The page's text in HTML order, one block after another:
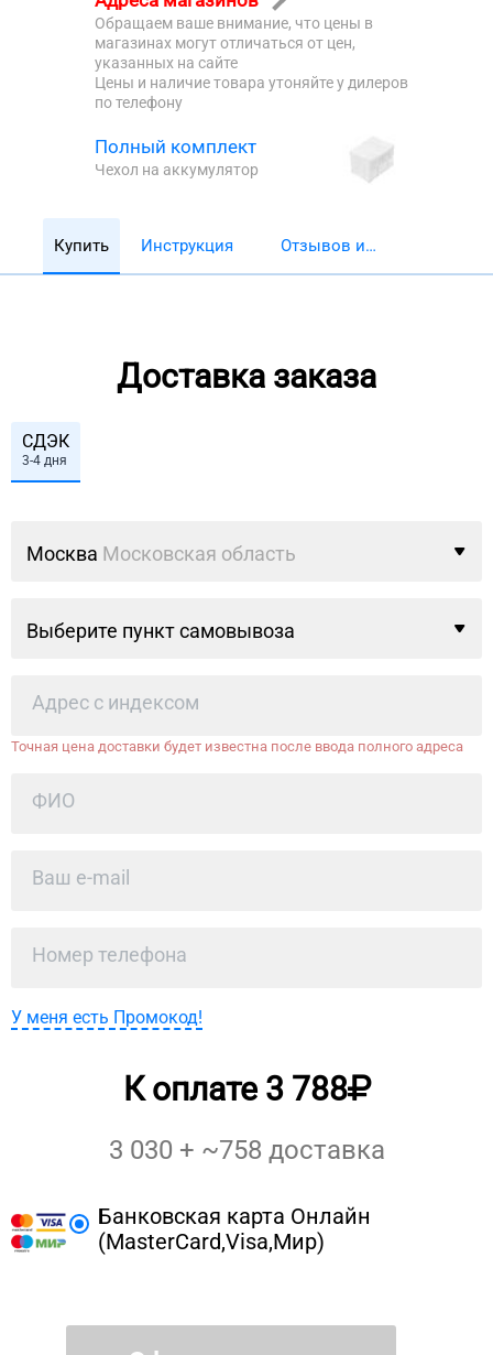
Обращаем ваше внимание, что цены в
магазинах могут отличаться от цен,
указанных на сайте
Цены и наличие товара утоняйте у дилеров
по телефону
Полный комплект
Чехол на аккумулятор
Купить Инструкция
Отзывов и
Доставка заказа
СДЭК
3-4 дня
Москва Московская область
Выберите пункт самовывоза
Точная цена доставки будет известна после ввода полного адреса
У меня есть Промокод!
К оплате 3 788
3 030 + ~758 доставка
Банковская карта Онлайн
(MasterCard,Visa,Мир)